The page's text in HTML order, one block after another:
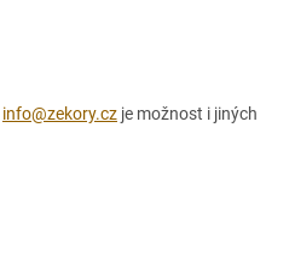
info@zekory.cz je možnost i jiných